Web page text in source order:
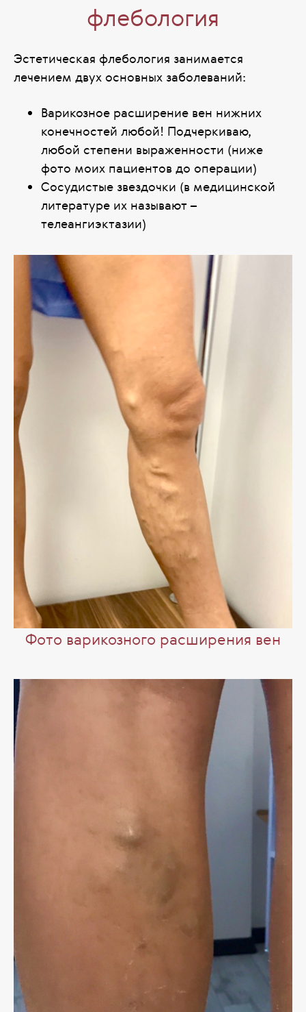
флебология
Эстетическая флебология занимается
лечением двух основных заболеваний:
Варикозное расширение вен нижних
конечностей любой! Подчеркиваю,
любой степени выраженности (ниже
фото моих пациентов до операции)
Сосудистые звездочки (в медицинской
литературе их называют –
телеангиэктазии)
Фото варикозного расширения вен